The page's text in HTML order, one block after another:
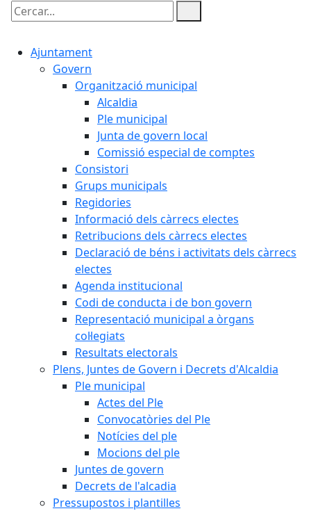
Cercar:
Ajuntament
Govern
Organització municipal
Alcaldia
Ple municipal
Junta de govern local
Comissió especial de comptes
Consistori
Grups municipals
Regidories
Informació dels càrrecs electes
Retribucions dels càrrecs electes
Declaració de béns i activitats dels càrrecs
electes
Agenda institucional
Codi de conducta i de bon govern
Representació municipal a òrgans
col·legiats
Resultats electorals
Plens, Juntes de Govern i Decrets d'Alcaldia
Ple municipal
Actes del Ple
Convocatòries del Ple
Notícies del ple
Mocions del ple
Juntes de govern
Decrets de l'alcadia
Pressupostos i plantilles